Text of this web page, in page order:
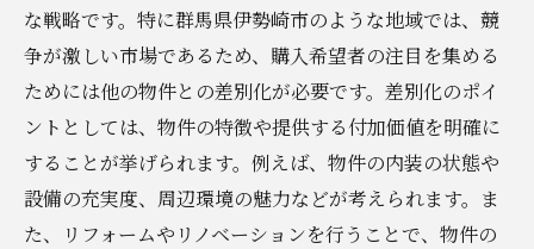
な戦略です。特に群馬県伊勢崎市のような地域では、競
争が激しい市場であるため、購入希望者の注目を集める
ためには他の物件との差別化が必要です。差別化のポイ
ントとしては、物件の特徴や提供する付加価値を明確に
することが挙げられます。例えば、物件の内装の状態や
設備の充実度、周辺環境の魅力などが考えられます。ま
た、リフォームやリノベーションを行うことで、物件の